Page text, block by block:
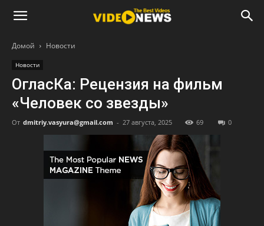
Домой Новости
Новости
ОгласКа: Рецензия на фильм
«Человек со звезды»
От dmitriy.vasyura@gmail.com - 27 августа, 2025 69 0